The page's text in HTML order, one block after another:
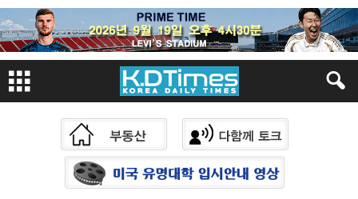
스케치북5
스케치북5